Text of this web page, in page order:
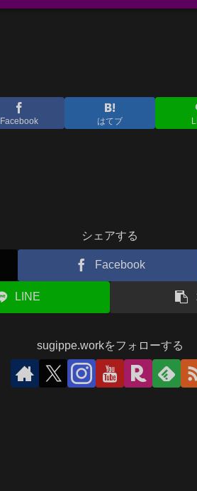
Facebook はてブ
シェアする
Facebook
LINE
sugippe.workをフォローする